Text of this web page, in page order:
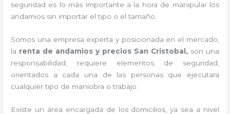
seguridad es lo más importante a la hora de manipular los
andamios sin importar el tipo o el tamaño.
Somos una empresa experta y posicionada en el mercado,
la renta de andamios y precios San Cristobal, son una
responsabilidad, requiere elementos de seguridad,
orientados a cada una de las personas que ejecutara
cualquier tipo de maniobra o trabajo.
Existe un área encargada de los domicilios, ya sea a nivel